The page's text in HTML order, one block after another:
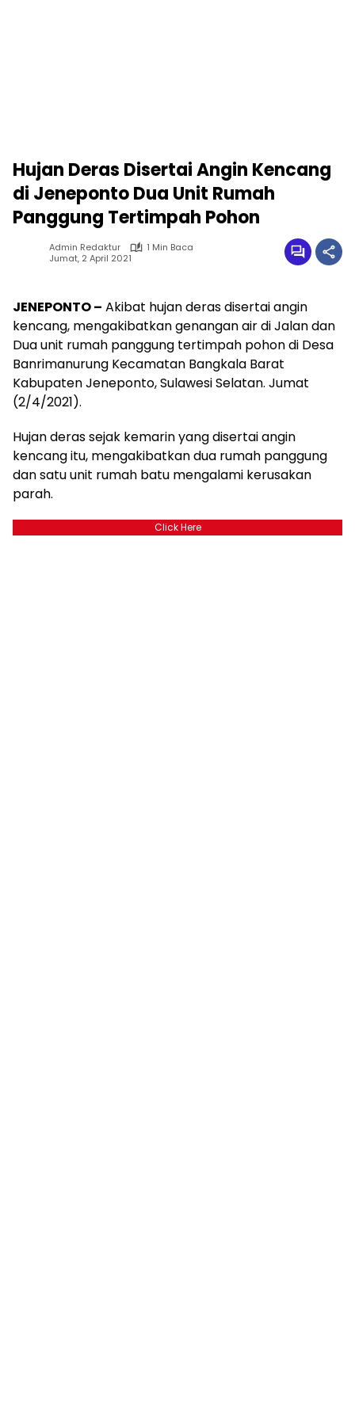
Hujan Deras Disertai Angin Kencang
di Jeneponto Dua Unit Rumah
Panggung Tertimpah Pohon
Admin Redaktur
1 Min Baca
Jumat, 2 April 2021
JENEPONTO – Akibat hujan deras disertai angin
kencang, mengakibatkan genangan air di Jalan dan
Dua unit rumah panggung tertimpah pohon di Desa
Banrimanurung Kecamatan Bangkala Barat
Kabupaten Jeneponto, Sulawesi Selatan. Jumat
(2/4/2021).
Hujan deras sejak kemarin yang disertai angin
kencang itu, mengakibatkan dua rumah panggung
dan satu unit rumah batu mengalami kerusakan
parah.
Click Here